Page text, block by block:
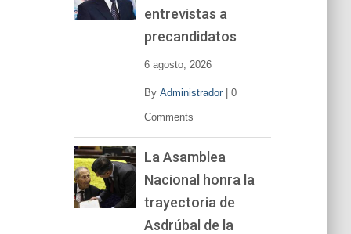
entrevistas a
precandidatos
6 agosto, 2026
By Administrador| 0
Comments
La Asamblea
Nacional honra la
trayectoria de
Asdrúbal de la